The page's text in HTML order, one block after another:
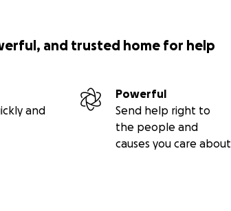
and trusted home for help
and
Powerful
Send help right to
the people and
causes you care about